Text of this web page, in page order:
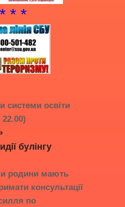
* * *
системи освіти
22.00)
булінгу
родини мають
консультації
по